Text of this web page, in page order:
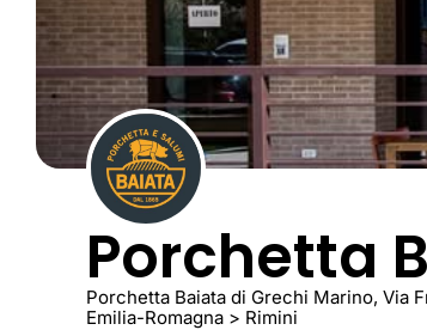
Porchetta
Porchetta Baiata di Grechi Marino, Via
Emilia-Romagna > Rimini